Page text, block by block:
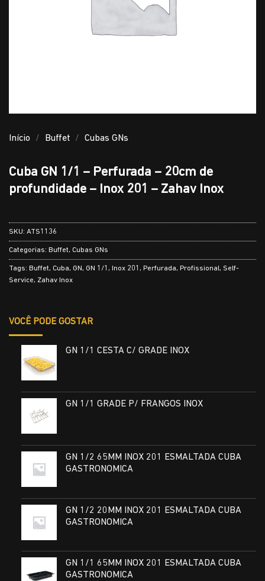
Início / Buffet / Cubas GNs
Cuba GN 1/1 – Perfurada – 20cm de
profundidade – Inox 201 – Zahav Inox
SKU: ATS1136
Categorias: Buffet, Cubas GNs
Tags: Buffet, Cuba, GN, GN 1/1 , Inox 201 , Perfurada, Profissional, Self-
Service, Zahav Inox
VOCÊ PODE GOSTAR
GN 1/1 CESTA C/ GRADE INOX
GN 1/1 GRADE P/ FRANGOS INOX
GN 1/2 65MM INOX 201 ESMALTADA CUBA
GASTRONOMICA
GN 1/2 20MM INOX 201 ESMALTADA CUBA
GASTRONOMICA
GN 1/1 65MM INOX 201 ESMALTADA CUBA
GASTRONOMICA